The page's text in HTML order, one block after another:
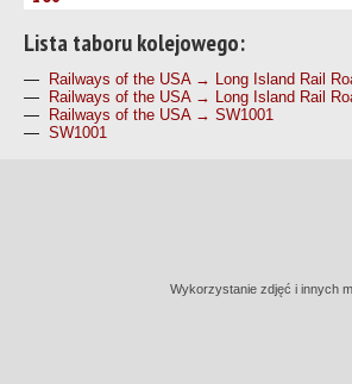
Lista taboru kolejowego:
—
Railways of the USA → Long Island Rail
—
Railways of the USA → Long Island Rail
—
Railways of the USA → SW1001
— SW1001
Wykorzystanie zdjęć i innych